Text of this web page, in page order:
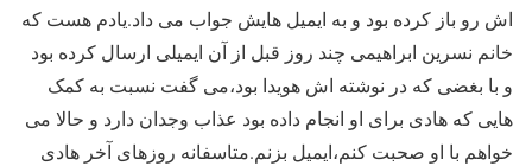
اش رو باز کرده بود و به ایمیل هایش جواب می داد.یادم هست که
خانم نسرین ابراهیمی چند روز قبل از آن ایمیلی ارسال کرده بود
و با بغضی که در نوشته اش هویدا بود،می گفت نسبت به کمک
هایی که هادی برای او انجام داده بود عذاب وجدان دارد و حالا می
خواهم با او صحبت کنم،ایمیل بزنم.متاسفانه روزهای آخر هادی